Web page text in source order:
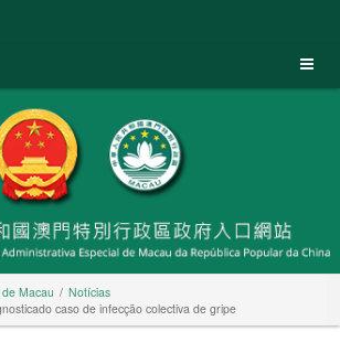
Macau
Notícias
caso de infecção colectiva de gripe